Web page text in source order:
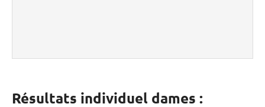
Résultats individuel dames :